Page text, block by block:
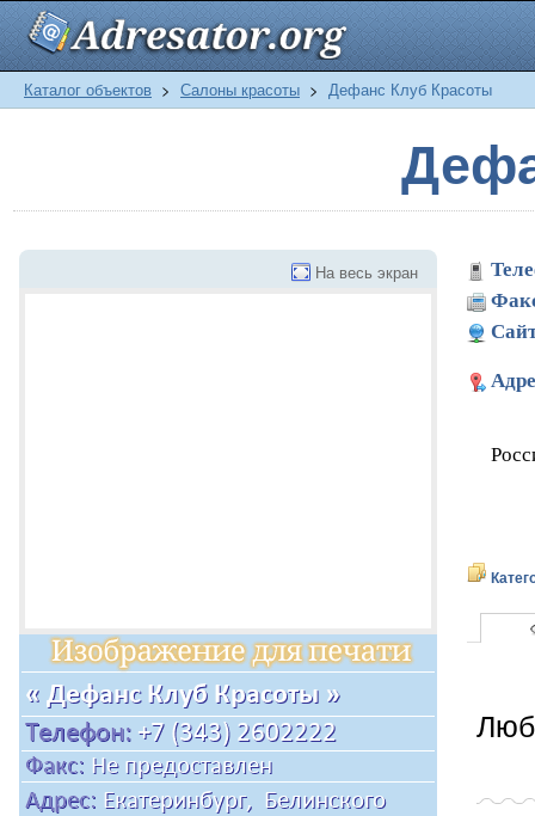
Каталог объектов > Салоны красоты > Дефанс Клуб Красоты
На весь экран